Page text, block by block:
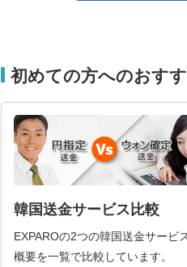
初めての方へのおす
韓国送金サービス比較
EXPAROの2つの韓国送金サービ
概要を一覧で比較しています。